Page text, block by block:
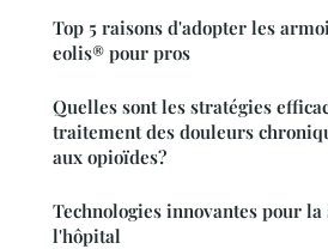
Top 5 raisons d'adopter les
eolis® pour pros
Quelles sont les stratégies
traitement des douleurs
aux opioïdes?
Technologies innovantes pour
l'hôpital